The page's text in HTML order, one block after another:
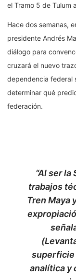
el Tramo 5 de Tulum
Hace dos semanas,
presidente Andrés
diálogo para
cruzará el nuevo
dependencia federal
determinar qué
federación.
“Al ser
trabajos
Tren Maya
superficie
analítica y